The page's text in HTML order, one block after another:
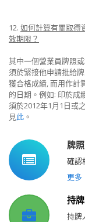
12. 如何計算有關取得
效期限？
其中一個營業員牌照
須於緊接他申請批給
獲合格成績, 而用作計
的日期。例如: 印於成
須於2012年1月1日或
見此 。
牌
確認
更多
持
持牌